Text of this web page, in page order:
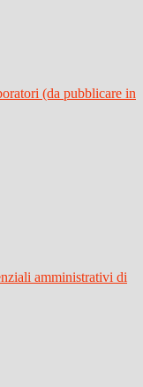
(da pubblicare in
amministrativi di